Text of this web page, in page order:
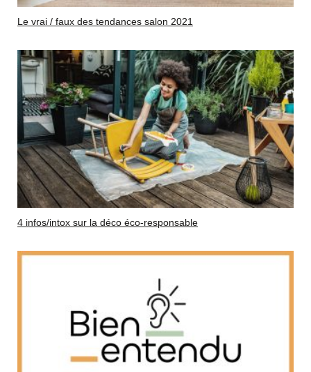
Le vrai / faux des tendances salon 2021
4 infos/intox sur la déco éco-responsable